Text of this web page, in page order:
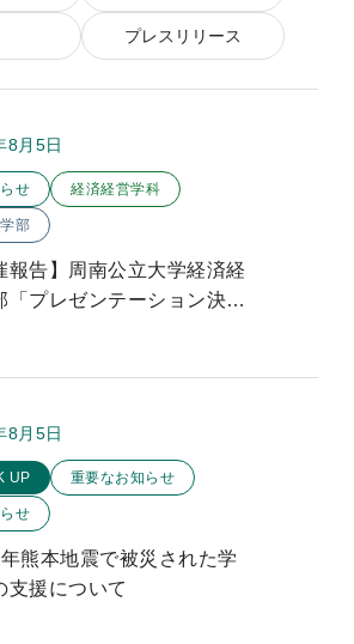
プレスリリース
8月5日
知らせのカテゴリー
せ 経済経営学科
部
報告】周南公立大学経済経
「プレゼンテーション決勝
8月5日
知らせのカテゴリー
UP 重要なお知らせ
せ
熊本地震で被災された学
支援について